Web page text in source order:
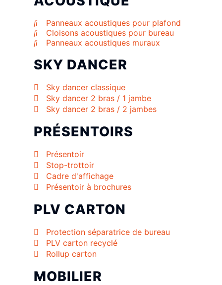
Panneaux acoustiques pour plafond
Cloisons acoustiques pour bureau
Panneaux acoustiques muraux
SKY DANCER
Sky dancer classique
Sky dancer 2 bras / 1 jambe
Sky dancer 2 bras / 2 jambes
PRÉSENTOIRS
Présentoir
Stop-trottoir
Cadre d'affichage
Présentoir à brochures
PLV CARTON
Protection séparatrice de bureau
PLV carton recyclé
Rollup carton
MOBILIER